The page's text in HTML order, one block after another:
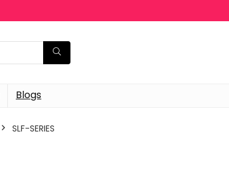
Blogs
‎SLF-SERIES